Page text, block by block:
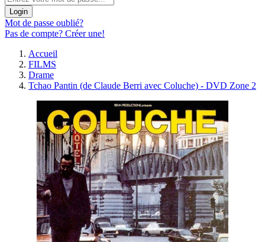
Login
Mot de passe oublié?
Pas de compte? Créer une!
Accueil
FILMS
Drame
Tchao Pantin (de Claude Berri avec Coluche) - DVD Zone 2